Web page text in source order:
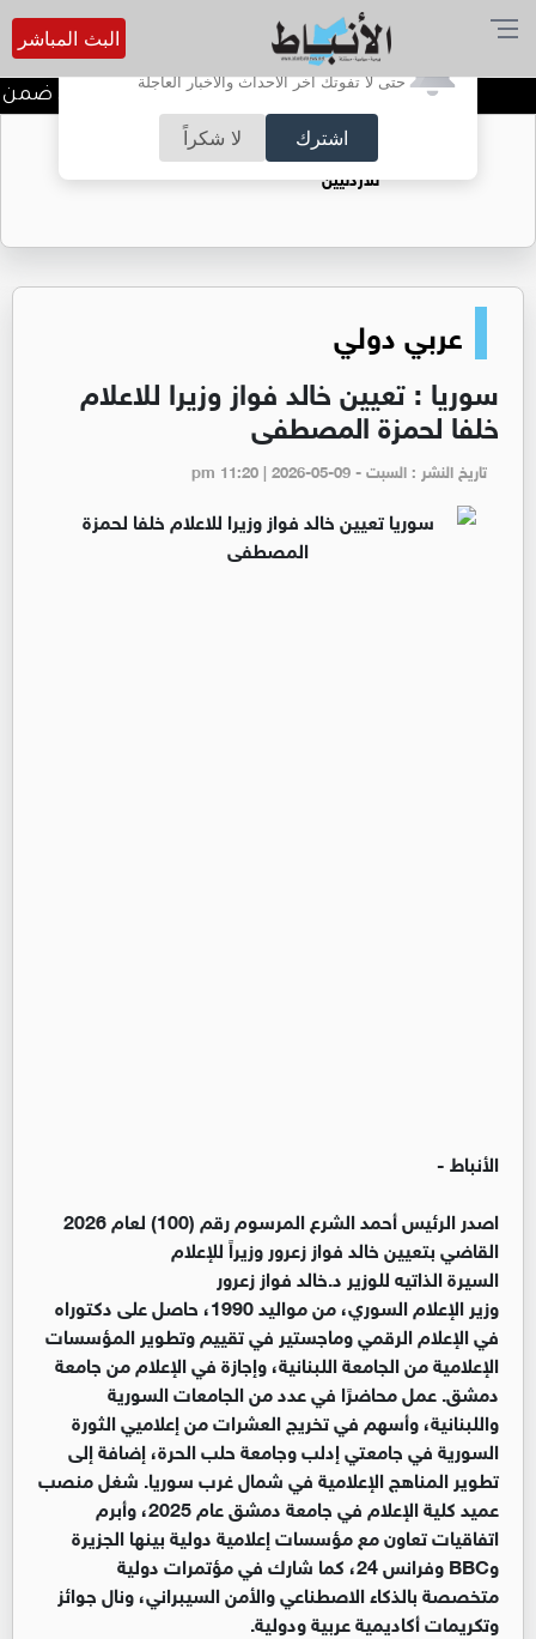
أترغب في تفعيل الإشعارات؟
حتى لا تفوتك آخر الأحداث والأخبار العاجلة
اشترك لا شكراً
البث المباشر
ندوة تعاين التراث الأردني ضمن
حقل الريشة حين يتحول الغاز إلى فرص عمل
للأردنيين
عربي دولي
سوريا : تعيين خالد فواز وزيرا للاعلام
خلفا لحمزة المصطفى
تاريخ النشر : السبت - pm 11:20 | 2026-05-09
الأنباط -
‏اصدر الرئيس أحمد الشرع المرسوم رقم (100) لعام 2026
القاضي بتعيين خالد فواز زعرور وزيراً للإعلام
‏السيرة الذاتيه للوزير د.خالد فواز زعرور
‏وزير الإعلام السوري، من مواليد 1990، حاصل على دكتوراه
في الإعلام الرقمي وماجستير في تقييم وتطوير المؤسسات
الإعلامية من الجامعة اللبنانية، وإجازة في الإعلام من جامعة
دمشق. عمل محاضرًا في عدد من الجامعات السورية
واللبنانية، وأسهم في تخريج العشرات من إعلاميي الثورة
السورية في جامعتي إدلب وجامعة حلب الحرة، إضافة إلى
تطوير المناهج الإعلامية في شمال غرب سوريا. شغل منصب
عميد كلية الإعلام في جامعة دمشق عام 2025، وأبرم
اتفاقيات تعاون مع مؤسسات إعلامية دولية بينها الجزيرة
وBBC وفرانس 24، كما شارك في مؤتمرات دولية
متخصصة بالذكاء الاصطناعي والأمن السيبراني، ونال جوائز
وتكريمات أكاديمية عربية ودولية.